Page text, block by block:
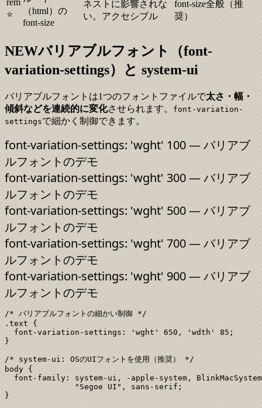
⭐
（html）の
font-size
ネストに影響されな
い。アクセシブル
font-size全般（推
奨）
NEWバリアブルフォント（font-
variation-settings）と system-ui
バリアブルフォントは1つのフォントファイルで太さ・幅・
傾斜などを連続的に変化させられます。
font-variation-
settingsで細かく制御できます。
font-variation-settings: 'wght' 100— バリアブ
ルフォントのデモ
font-variation-settings: 'wght' 300— バリアブ
ルフォントのデモ
font-variation-settings: 'wght' 500— バリアブ
ルフォントのデモ
font-variation-settings: 'wght' 700— バリアブ
ルフォントのデモ
font-variation-settings: 'wght' 900— バリアブ
ルフォントのデモ
/* バリアブルフォントの細かい制御 */
.text {
  font-variation-settings: 'wght' 650, 'wdth' 85;
}
/* system-ui: OSのUIフォントを使用（推奨） */
body {
font-family: system-ui, -apple-system,
               "Segoe UI", sans-serif;
}